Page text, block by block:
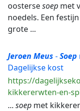
oostersesoep met
noedels. Een
grote ...
Jeroen Meus -Soep
Dagelijkse kost
https://
kikkererwten-en-
... soep met